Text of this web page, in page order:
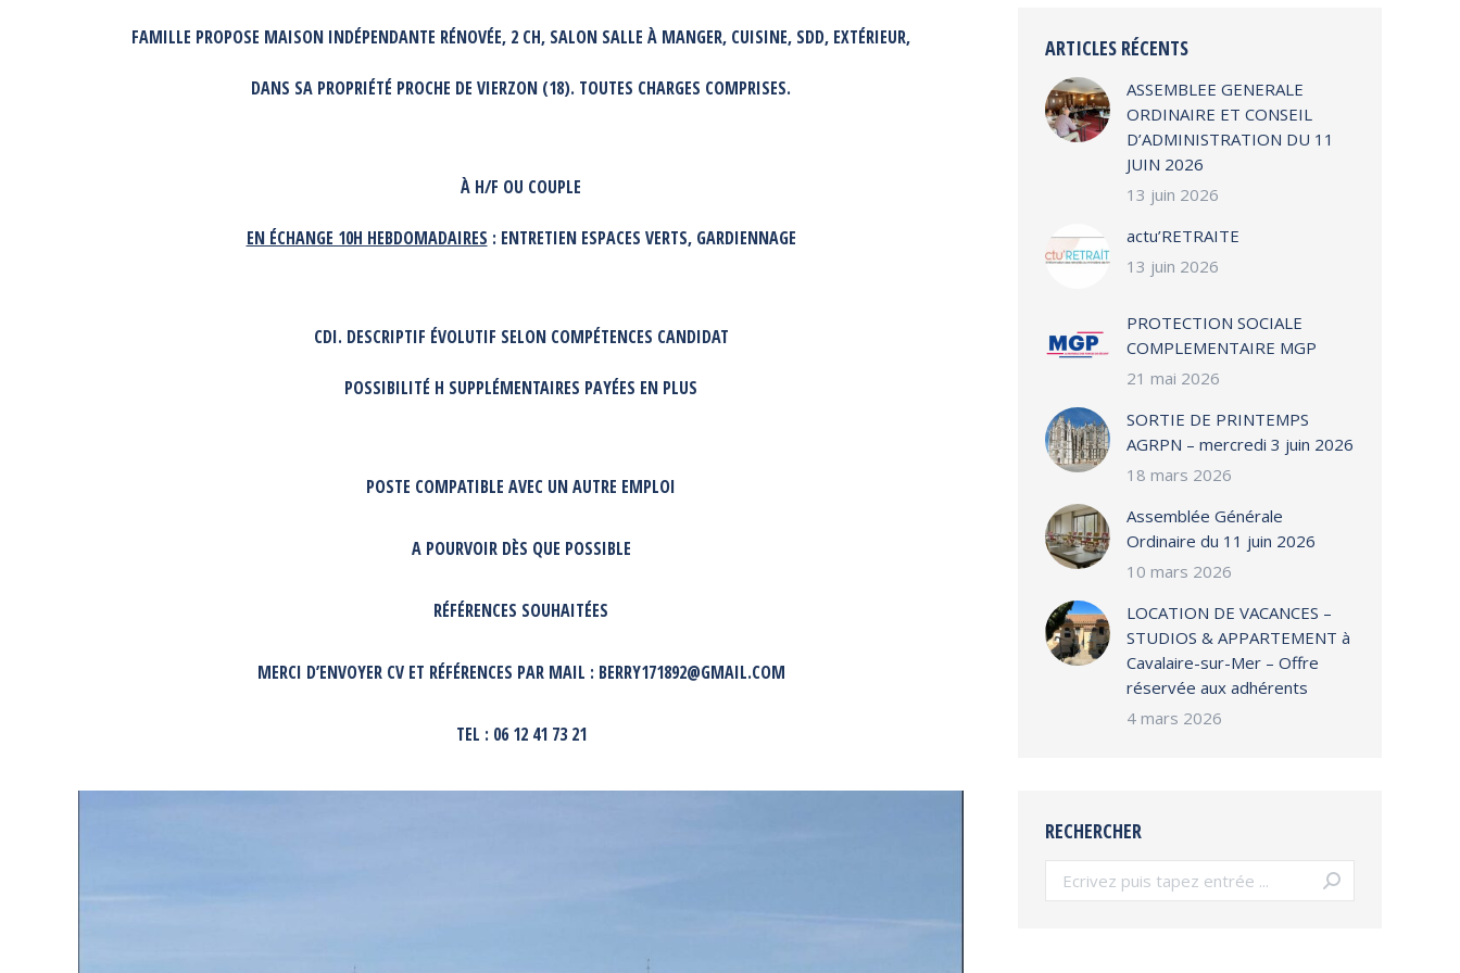
FAMILLE PROPOSE MAISON INDÉPENDANTE RÉNOVÉE, 2 CH, SALON SALLE À MANGER, CUISINE, SDD, EXTÉRIEUR,
DANS SA PROPRIÉTÉ PROCHE DE VIERZON (18). TOUTES CHARGES COMPRISES.
À H/F OU COUPLE
EN ÉCHANGE 10H HEBDOMADAIRES : ENTRETIEN ESPACES VERTS, GARDIENNAGE
CDI. DESCRIPTIF ÉVOLUTIF SELON COMPÉTENCES CANDIDAT
POSSIBILITÉ H SUPPLÉMENTAIRES PAYÉES EN PLUS
POSTE COMPATIBLE AVEC UN AUTRE EMPLOI
A POURVOIR DÈS QUE POSSIBLE
RÉFÉRENCES SOUHAITÉES
MERCI D’ENVOYER CV ET RÉFÉRENCES PAR MAIL : BERRY171892@GMAIL.COM
TEL : 06 12 41 73 21
ARTICLES RÉCENTS
ASSEMBLEE GENERALE
ORDINAIRE ET CONSEIL
D’ADMINISTRATION DU 11
JUIN 2026
13 juin 2026
actu’RETRAITE
13 juin 2026
PROTECTION SOCIALE
COMPLEMENTAIRE MGP
21 mai 2026
SORTIE DE PRINTEMPS
AGRPN – mercredi 3 juin 2026
18 mars 2026
Assemblée Générale
Ordinaire du 11 juin 2026
10 mars 2026
LOCATION DE VACANCES –
STUDIOS & APPARTEMENT à
Cavalaire-sur-Mer – Offre
réservée aux adhérents
4 mars 2026
RECHERCHER
Search: